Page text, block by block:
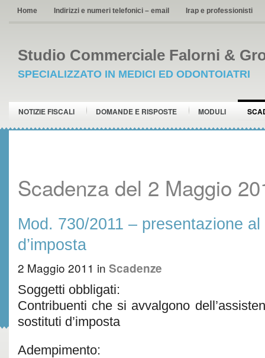
Home Indirizzi e numeri telefonici – email Irap e professionisti
Studio Commerciale Falorni &
SPECIALIZZATO IN MEDICI ED ODONTOIATRI
NOTIZIE FISCALI DOMANDE E RISPOSTE MODULI
Scadenza del 2 Maggio
Mod. 730/2011 – presentazione
d’imposta
2 Maggio 2011 in Scadenze
Soggetti obbligati:
Contribuenti che si avvalgono
sostituti d’imposta
Adempimento: